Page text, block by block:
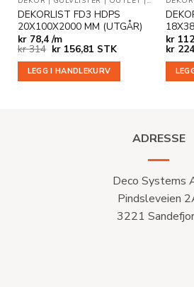
DEKORLIST FD3 HDPS
20X100X2000 MM (UTGÅR)
kr78,4 /m
kr314 Opprinnelig
var:
kr 314.
kr156,81Nåværende
er:
kr 156,81.
STK
LEGG I HANDLEKURV
kr
kr224
ADRESSE
Deco Systems
Pindsleveien
3221